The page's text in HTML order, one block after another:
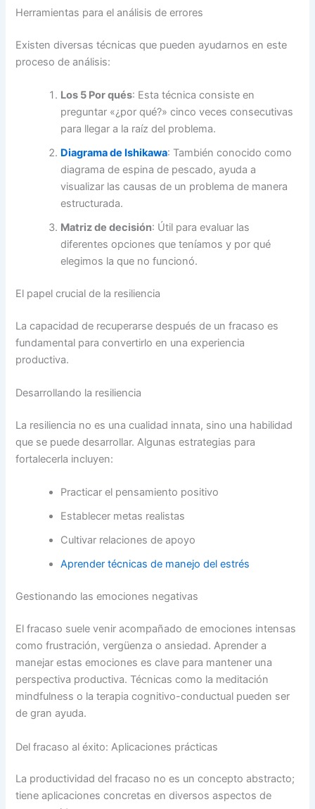
Herramientas para el análisis de errores
Existen diversas técnicas que pueden ayudarnos en este
proceso de análisis:
Los 5 Por qués: Esta técnica consiste en
preguntar «¿por qué?» cinco veces consecutivas
para llegar a la raíz del problema.
Diagrama de Ishikawa: También conocido como
diagrama de espina de pescado, ayuda a
visualizar las causas de un problema de manera
estructurada.
Matriz de decisión: Útil para evaluar las
diferentes opciones que teníamos y por qué
elegimos la que no funcionó.
El papel crucial de la resiliencia
La capacidad de recuperarse después de un fracaso es
fundamental para convertirlo en una experiencia
productiva.
Desarrollando la resiliencia
La resiliencia no es una cualidad innata, sino una habilidad
que se puede desarrollar. Algunas estrategias para
fortalecerla incluyen:
Practicar el pensamiento positivo
Establecer metas realistas
Cultivar relaciones de apoyo
Aprender técnicas de manejo del estrés
Gestionando las emociones negativas
El fracaso suele venir acompañado de emociones intensas
como frustración, vergüenza o ansiedad. Aprender a
manejar estas emociones es clave para mantener una
perspectiva productiva. Técnicas como la meditación
mindfulness o la terapia cognitivo-conductual pueden ser
de gran ayuda.
Del fracaso al éxito: Aplicaciones prácticas
La productividad del fracaso no es un concepto abstracto;
tiene aplicaciones concretas en diversos aspectos de